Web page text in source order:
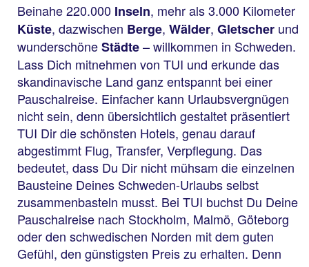
Beinahe 220.000 Inseln, mehr als 3.000 Kilometer
Küste, dazwischen Berge, Wälder, Gletscher und
wunderschöneStädte– willkommen in Schweden.
Lass Dich mitnehmen von TUI und erkunde das
skandinavische Land ganz entspannt bei einer
Pauschalreise. Einfacher kann Urlaubsvergnügen
nicht sein, denn übersichtlich gestaltet präsentiert
TUI Dir die schönsten Hotels, genau darauf
abgestimmt Flug, Transfer, Verpflegung. Das
bedeutet, dass Du Dir nicht mühsam die einzelnen
Bausteine Deines Schweden-Urlaubs selbst
zusammenbasteln musst. Bei TUI buchst Du Deine
Pauschalreise nach Stockholm, Malmö, Göteborg
oder den schwedischen Norden mit dem guten
Gefühl, den günstigsten Preis zu erhalten. Denn